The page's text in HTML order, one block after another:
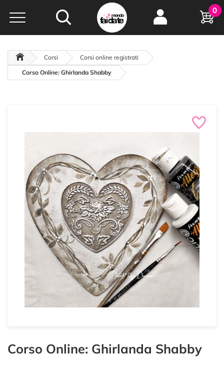
Hobby e
creatività...
oltre 15 anni online
0
Corsi
Corsi online registrati
Corso Online: Ghirlanda Shabby
Corso Online: Ghirlanda Shabby